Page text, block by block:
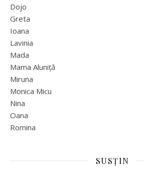
Dojo
Greta
Ioana
Lavinia
Mada
Mama Aluniță
Miruna
Monica Micu
Nina
Oana
Romina
SUSȚIN